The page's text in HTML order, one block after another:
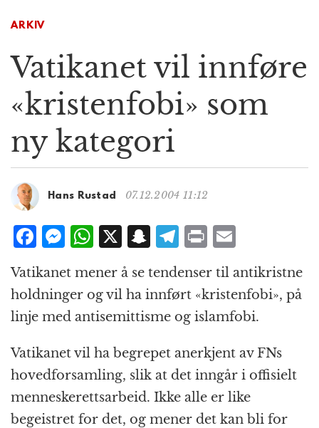
n
a
v
i
n
ARKIV
Vatikanet vil innføre
«kristenfobi» som
ny kategori
Hans Rustad 07.12.2004 11:12
F
a
c
e
b
o
o
k
M
ss
e
n
g
e
r
W
at
s
A
p
p
X S
a
p
c
h
at
T
e
g
r
a
m
P
ri
n
t
m
ai
l
Vatikanet mener å se tendenser til antikristne
holdninger og vil ha innført «kristenfobi», på
linje med antisemittisme og islamfobi.
Vatikanet vil ha begrepet anerkjent av FNs
hovedforsamling, slik at det inngår i offisielt
menneskerettsarbeid. Ikke alle er like
begeistret for det, og mener det kan bli for